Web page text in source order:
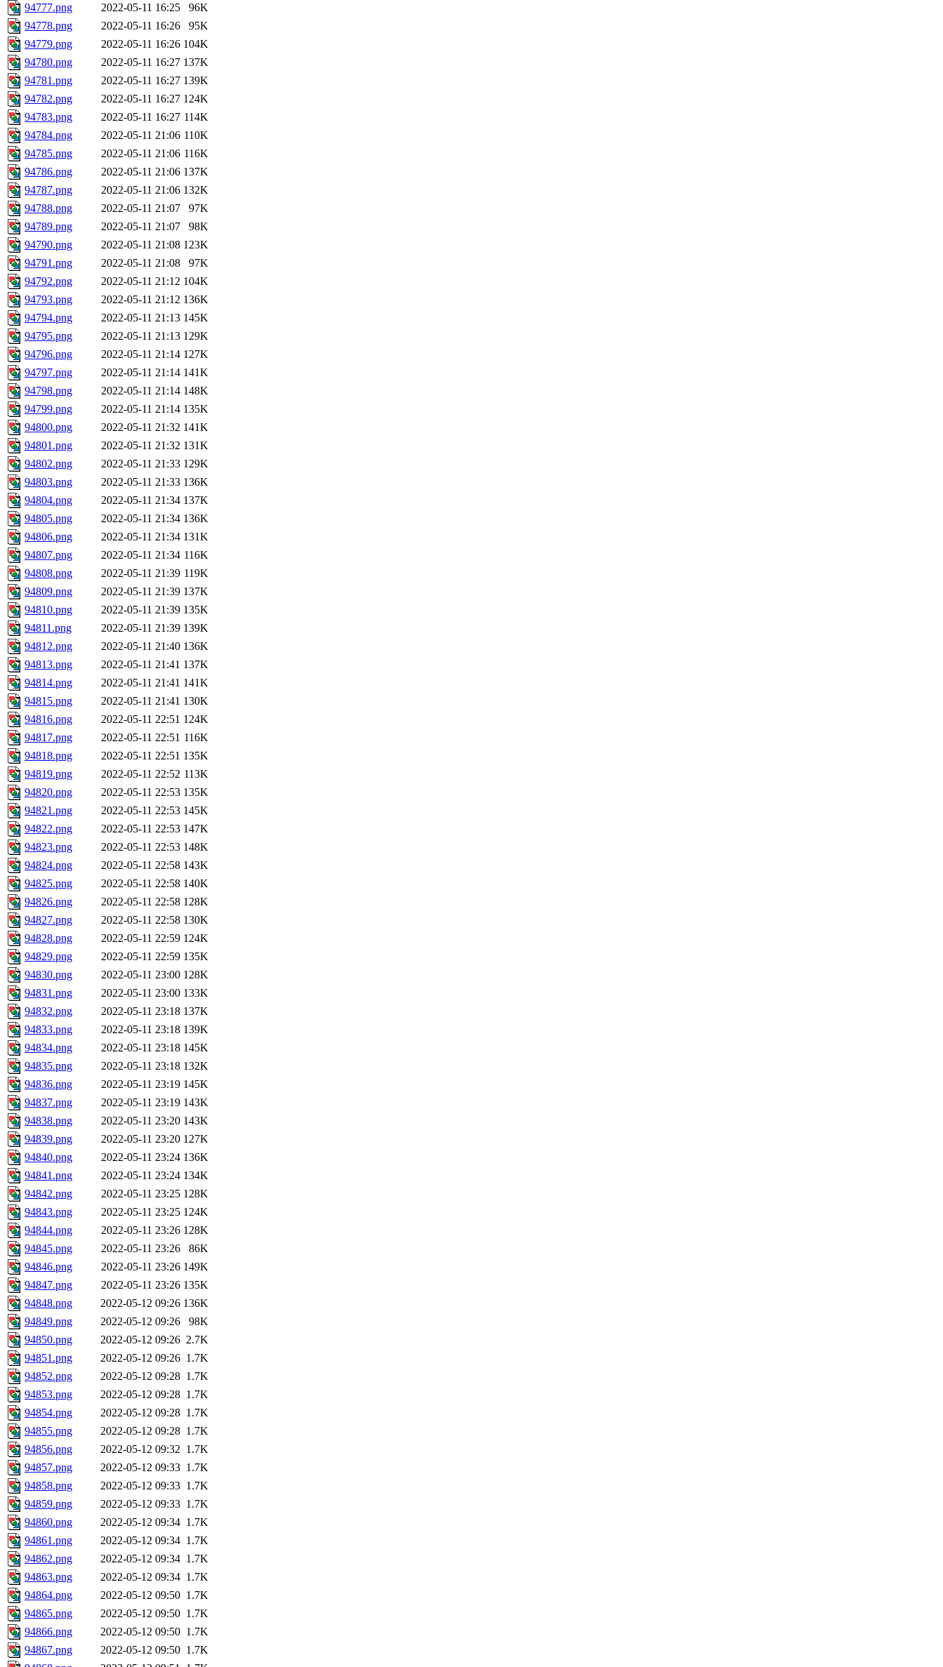
94777.png
2022-05-11 16:25
96K
94778.png
2022-05-11 16:26
95K
94779.png
2022-05-11 16:26 104K
94780.png
2022-05-11 16:27 137K
94781.png
2022-05-11 16:27 139K
94782.png
2022-05-11 16:27 124K
94783.png
2022-05-11 16:27 114K
94784.png
2022-05-11 21:06 110K
94785.png
2022-05-11 21:06 116K
94786.png
2022-05-11 21:06 137K
94787.png
2022-05-11 21:06 132K
94788.png
2022-05-11 21:07
97K
94789.png
2022-05-11 21:07
98K
94790.png
2022-05-11 21:08 123K
94791.png
2022-05-11 21:08
97K
94792.png
2022-05-11 21:12 104K
94793.png
2022-05-11 21:12 136K
94794.png
2022-05-11 21:13 145K
94795.png
2022-05-11 21:13 129K
94796.png
2022-05-11 21:14 127K
94797.png
2022-05-11 21:14 141K
94798.png
2022-05-11 21:14 148K
94799.png
2022-05-11 21:14 135K
94800.png
2022-05-11 21:32 141K
94801.png
2022-05-11 21:32 131K
94802.png
2022-05-11 21:33 129K
94803.png
2022-05-11 21:33 136K
94804.png
2022-05-11 21:34 137K
94805.png
2022-05-11 21:34 136K
94806.png
2022-05-11 21:34 131K
94807.png
2022-05-11 21:34 116K
94808.png
2022-05-11 21:39 119K
94809.png
2022-05-11 21:39 137K
94810.png
2022-05-11 21:39 135K
94811.png
2022-05-11 21:39 139K
94812.png
2022-05-11 21:40 136K
94813.png
2022-05-11 21:41 137K
94814.png
2022-05-11 21:41 141K
94815.png
2022-05-11 21:41 130K
94816.png
2022-05-11 22:51 124K
94817.png
2022-05-11 22:51 116K
94818.png
2022-05-11 22:51 135K
94819.png
2022-05-11 22:52 113K
94820.png
2022-05-11 22:53 135K
94821.png
2022-05-11 22:53 145K
94822.png
2022-05-11 22:53 147K
94823.png
2022-05-11 22:53 148K
94824.png
2022-05-11 22:58 143K
94825.png
2022-05-11 22:58 140K
94826.png
2022-05-11 22:58 128K
94827.png
2022-05-11 22:58 130K
94828.png
2022-05-11 22:59 124K
94829.png
2022-05-11 22:59 135K
94830.png
2022-05-11 23:00 128K
94831.png
2022-05-11 23:00 133K
94832.png
2022-05-11 23:18 137K
94833.png
2022-05-11 23:18 139K
94834.png
2022-05-11 23:18 145K
94835.png
2022-05-11 23:18 132K
94836.png
2022-05-11 23:19 145K
94837.png
2022-05-11 23:19 143K
94838.png
2022-05-11 23:20 143K
94839.png
2022-05-11 23:20 127K
94840.png
2022-05-11 23:24 136K
94841.png
2022-05-11 23:24 134K
94842.png
2022-05-11 23:25 128K
94843.png
2022-05-11 23:25 124K
94844.png
2022-05-11 23:26 128K
94845.png
2022-05-11 23:26
86K
94846.png
2022-05-11 23:26 149K
94847.png
2022-05-11 23:26 135K
94848.png
2022-05-12 09:26 136K
94849.png
2022-05-12 09:26
98K
94850.png
2022-05-12 09:26 2.7K
94851.png
2022-05-12 09:26 1.7K
94852.png
2022-05-12 09:28 1.7K
94853.png
2022-05-12 09:28 1.7K
94854.png
2022-05-12 09:28 1.7K
94855.png
2022-05-12 09:28 1.7K
94856.png
2022-05-12 09:32 1.7K
94857.png
2022-05-12 09:33 1.7K
94858.png
2022-05-12 09:33 1.7K
94859.png
2022-05-12 09:33 1.7K
94860.png
2022-05-12 09:34 1.7K
94861.png
2022-05-12 09:34 1.7K
94862.png
2022-05-12 09:34 1.7K
94863.png
2022-05-12 09:34 1.7K
94864.png
2022-05-12 09:50 1.7K
94865.png
2022-05-12 09:50 1.7K
94866.png
2022-05-12 09:50 1.7K
94867.png
2022-05-12 09:50 1.7K